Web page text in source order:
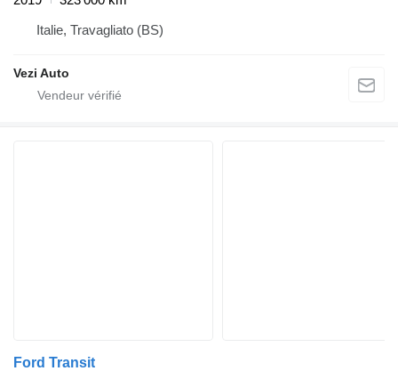
Italie, Travagliato (BS)
Vezi Auto
Ford Transit